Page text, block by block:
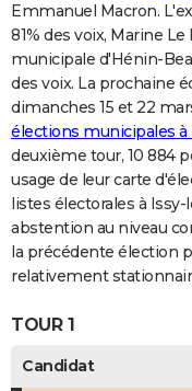
Emmanuel Macron.
81% des voix, Marine
municipale d'Hénin-
des voix. La prochaine
dimanches 15 et 22
élections municipales
deuxième tour, 10 884
usage de leur carte
listes électorales à
abstention au niveau
la précédente élection
relativement
TOUR 1
Candidat